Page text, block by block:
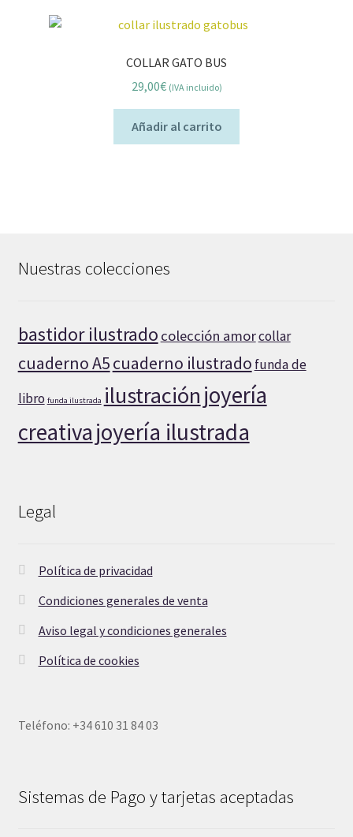
COLLAR GATO BUS
29,00€ (IVA incluido)
Añadir al carrito
Nuestras colecciones
bastidor ilustrado colección amorcollar
cuaderno A5cuaderno ilustrado funda de
libro funda ilustrada ilustraciónjoyería
creativajoyería ilustrada
Legal
Política de privacidad
Condiciones generales de venta
Aviso legal y condiciones generales
Política de cookies
Teléfono: +34 610 31 84 03
Sistemas de Pago y tarjetas aceptadas